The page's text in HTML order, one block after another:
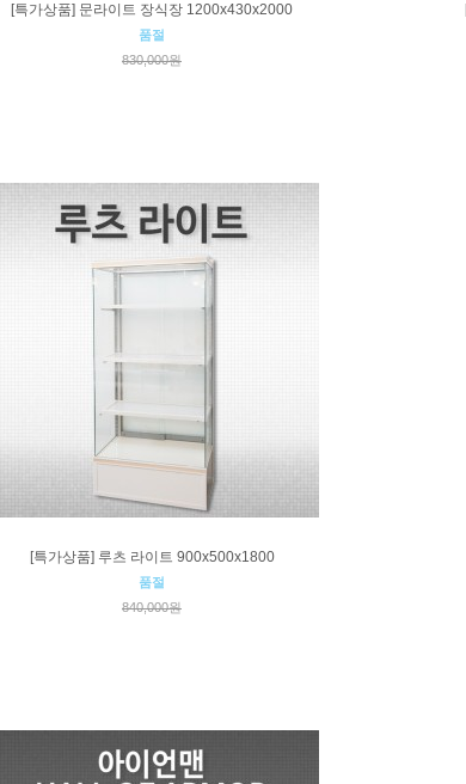
[특가상품] 문라이트 장식장 1200x430x2000
품절
830,000원
[특가상품] 루츠 라이트 900x500x1800
품절
840,000원